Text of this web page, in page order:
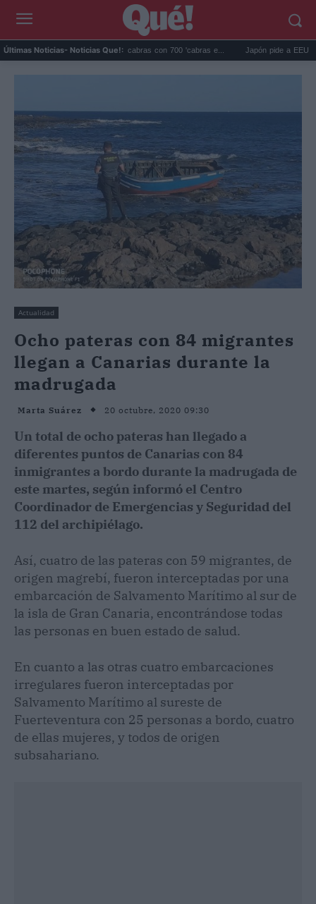
Últimas Noticias- Noticias Que!:
Galápagos eliminó 140.000 cabras con 700 'cabras e... Japón pide a EEUU que
Actualidad
Ocho pateras con 84 migrantes
llegan a Canarias durante la
madrugada
Marta Suárez 20 octubre, 2020 09:30
Un total de ocho pateras han llegado a
diferentes puntos de Canarias con 84
inmigrantes a bordo durante la madrugada de
este martes, según informó el Centro
Coordinador de Emergencias y Seguridad del
112 del archipiélago.
Así, cuatro de las pateras con 59 migrantes, de
origen magrebí, fueron interceptadas por una
embarcación de Salvamento Marítimo al sur de
la isla de Gran Canaria, encontrándose todas
las personas en buen estado de salud.
En cuanto a las otras cuatro embarcaciones
irregulares fueron interceptadas por
Salvamento Marítimo al sureste de
Fuerteventura con 25 personas a bordo, cuatro
de ellas mujeres, y todos de origen
subsahariano.